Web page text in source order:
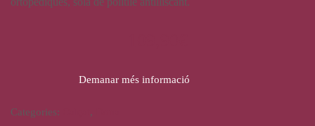
Demanar més informació
Categories: ,